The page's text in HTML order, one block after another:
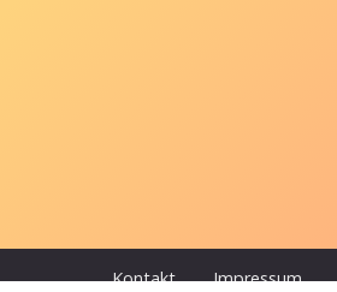
Kontakt Impressum